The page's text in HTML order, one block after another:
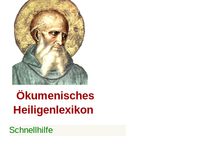
Ökumenisches
Heiligenlexikon
Schnellhilfe